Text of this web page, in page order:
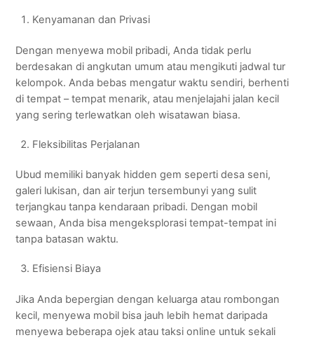
Kenyamanan dan Privasi
Dengan menyewa mobil pribadi, Anda tidak perlu
berdesakan di angkutan umum atau mengikuti jadwal tur
kelompok. Anda bebas mengatur waktu sendiri, berhenti
di tempat – tempat menarik, atau menjelajahi jalan kecil
yang sering terlewatkan oleh wisatawan biasa.
Fleksibilitas Perjalanan
Ubud memiliki banyak hidden gem seperti desa seni,
galeri lukisan, dan air terjun tersembunyi yang sulit
terjangkau tanpa kendaraan pribadi. Dengan mobil
sewaan, Anda bisa mengeksplorasi tempat-tempat ini
tanpa batasan waktu.
Efisiensi Biaya
Jika Anda bepergian dengan keluarga atau rombongan
kecil, menyewa mobil bisa jauh lebih hemat daripada
menyewa beberapa ojek atau taksi online untuk sekali